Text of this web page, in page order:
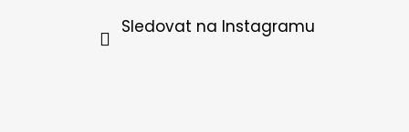
Sledovat na Instagramu